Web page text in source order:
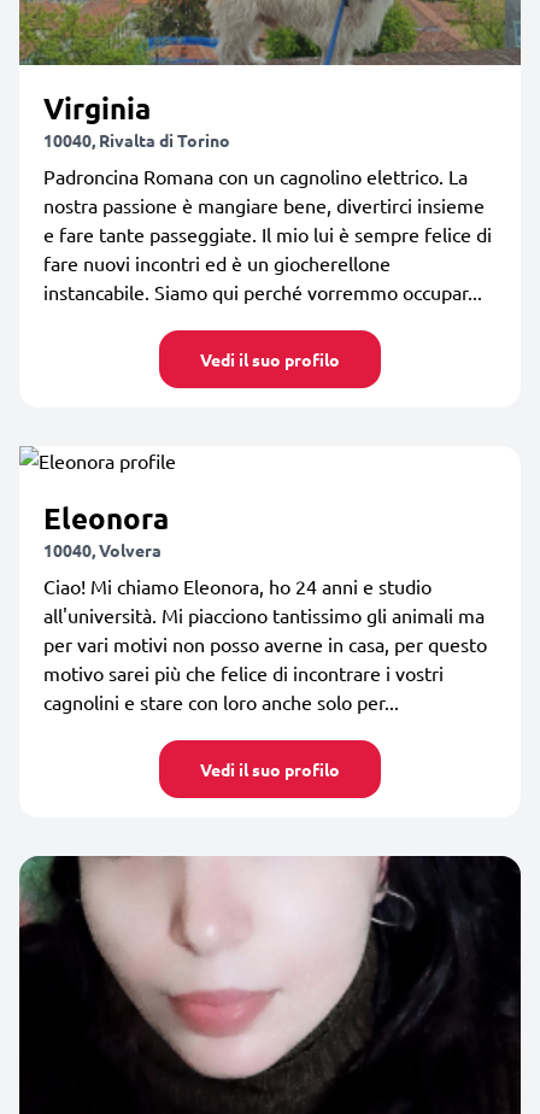
Virginia
10040, Rivalta di Torino
Padroncina Romana con un cagnolino elettrico. La
nostra passione è mangiare bene, divertirci insieme
e fare tante passeggiate. Il mio lui è sempre felice di
fare nuovi incontri ed è un giocherellone
instancabile. Siamo qui perché vorremmo occupar...
Vedi il suo profilo
Eleonora
10040, Volvera
Ciao! Mi chiamo Eleonora, ho 24 anni e studio
all'università. Mi piacciono tantissimo gli animali ma
per vari motivi non posso averne in casa, per questo
motivo sarei più che felice di incontrare i vostri
cagnolini e stare con loro anche solo per...
Vedi il suo profilo